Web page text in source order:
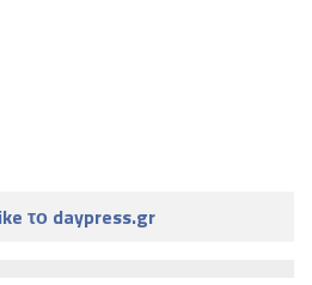
το daypress.gr